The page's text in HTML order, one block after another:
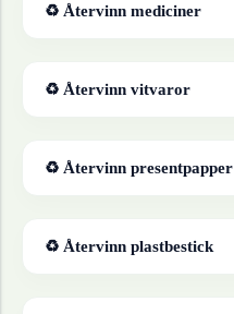
♻ Återvinn mediciner
♻ Återvinn vitvaror
♻ Återvinn presentpapper
♻ Återvinn plastbestick